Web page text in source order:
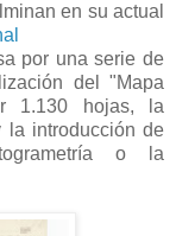
en su actual
por una serie de
del "Mapa
1.130 hojas, la
la introducción de
o la